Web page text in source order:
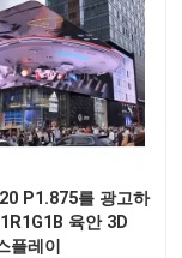
P1.875를 광고하
육안 3D
플레이